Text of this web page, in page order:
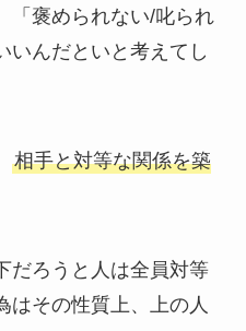
「褒められない/叱られ
いんだといと考えてし
相手と対等な関係を築
だろうと人は全員対等
はその性質上、上の人